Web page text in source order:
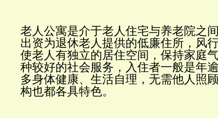
老人公寓是介于老人住宅与养老院之
出资为退休老人提供的低廉住所，风
使老人有独立的居住空间，保持家庭
种较好的社会服务，入住者一般是年
多身体健康、生活自理，无需他人照
构也都各具特色。